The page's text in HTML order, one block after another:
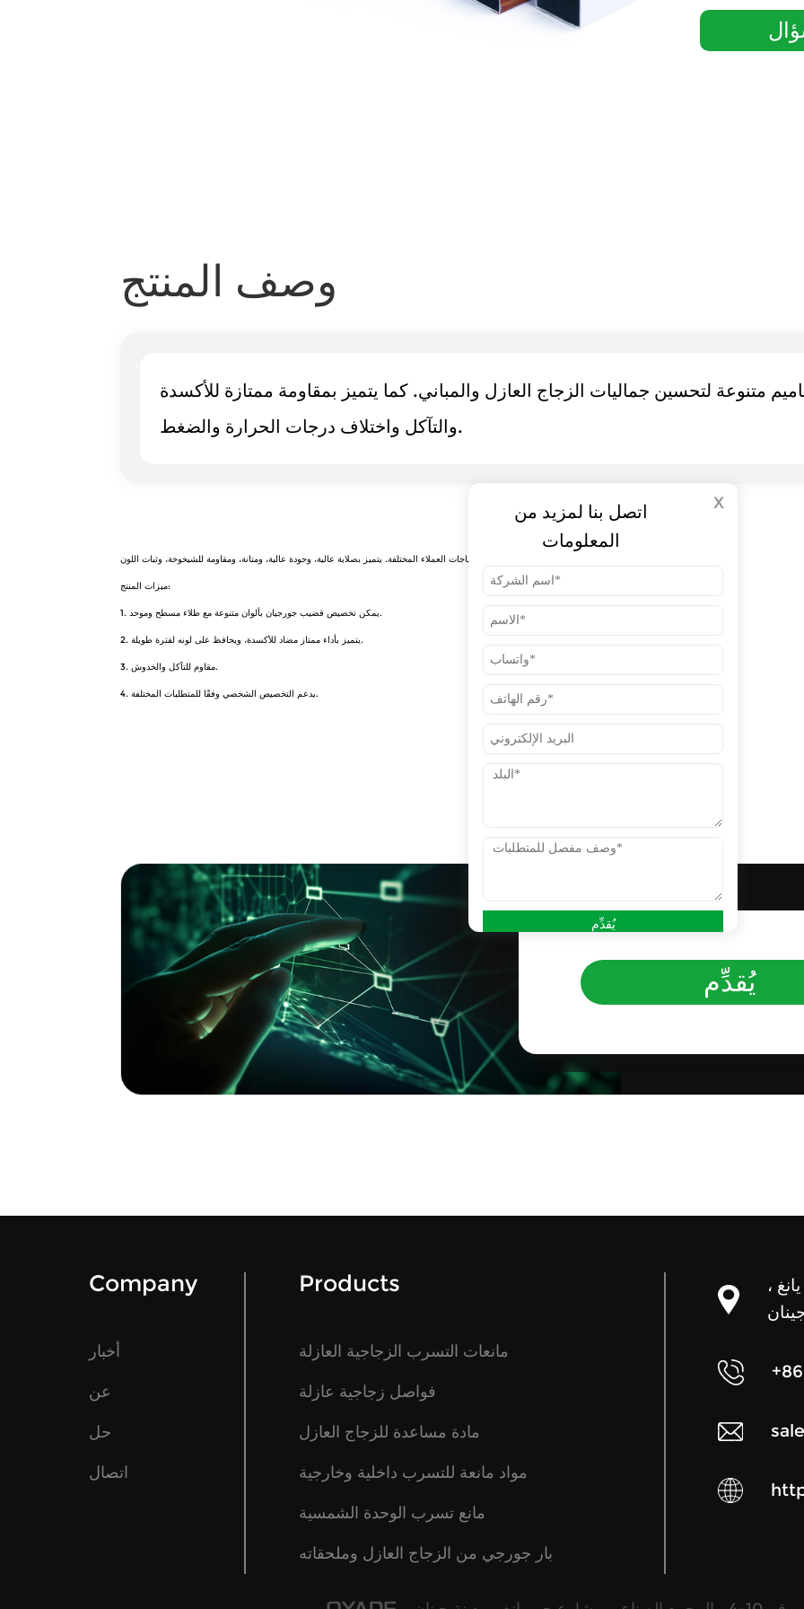
اتصل بنا لمزيد من
المعلومات
X
وصف المنتج
متنوعة لتحسين جماليات الزجاج العازل والمباني. كما يتميز بمقاومة ممتازة للأكسدة
والتآكل واختلاف درجات الحرارة والضغط.
ميزات المنتج:
1. يمكن تخصيص قضيب جورجيان بألوان متنوعة مع طلاء مسطح وموحد.
2. يتميز بأداء ممتاز مضاد للأكسدة، ويحافظ على لونه لفترة طويلة.
3. مقاوم للتآكل والخدوش.
4. يدعم التخصيص الشخصي وفقًا للمتطلبات المختلفة.
يُقدِّم
Company
أخبار
عن
حل
اتصال
Products
مانعات التسرب الزجاجية العازلة
فواصل زجاجية عازلة
مادة مساعدة للزجاج العازل
مواد مانعة للتسرب داخلية وخارجية
مانع تسرب الوحدة الشمسية
بار جورجي من الزجاج العازل وملحقاته
،